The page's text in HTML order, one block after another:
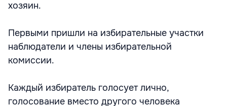
хозяин.
Первыми пришли на избирательные участки
наблюдатели и члены избирательной
комиссии.
Каждый избиратель голосует лично,
голосование вместо другого человека